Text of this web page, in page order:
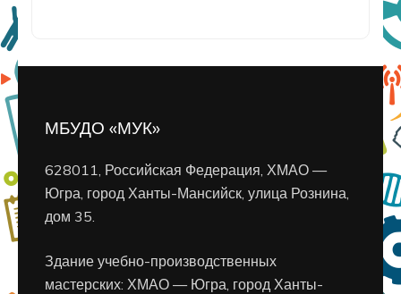
МБУДО «МУК»
628011, Российская Федерация, ХМАО —
Югра, город Ханты-Мансийск, улица Рознина,
дом 35.
Здание учебно-производственных
мастерских: ХМАО — Югра, город Ханты-